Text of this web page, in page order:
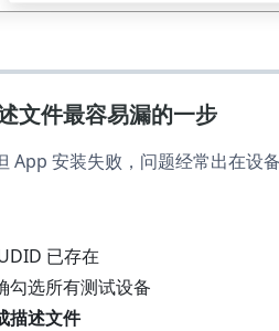
文件最容易漏的一步
App 安装失败，问题经常出在设备
已存在
勾选所有测试设备
描述文件